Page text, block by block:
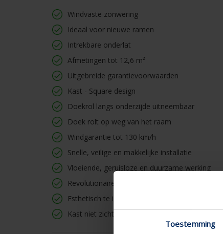
Toestemming
Windvaste zonwering
Ideaal voor nieuwe ramen
Intrekbare onderlat
Afmetingen tot 12,6 m²
Uitgebreide garantievoorwaarden
Kast - Square design
Doekrol langs onderzijde uitneembaar
Doek rolt op weg van het raam
Windgarantie tot 130 km/h
Snelle, veilige en makkelijke installatie
Vloeiende, geruisloze en duurzame werking
Revolutionaire doekspanning
Esthetisch te integreren in de gebouwschil
Kast niet zichtbaar